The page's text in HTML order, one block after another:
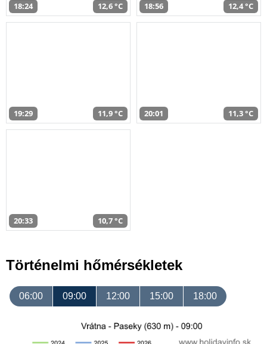
18:24 12,6 °C 18:56 12,4 °C
19:29 11,9 °C 20:01 11,3 °C
20:33 10,7 °C
Történelmi hőmérsékletek
06:00 09:00 12:00 15:00 18:00